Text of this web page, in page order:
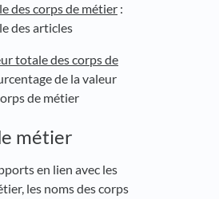
des corps de métier :
des articles
totale des corps de
de la valeur
de métier
métier
en lien avec les
les noms des corps